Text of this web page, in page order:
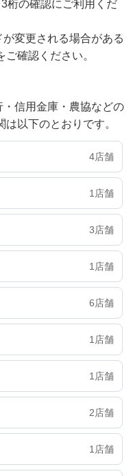
桁の確認にご利用くだ
変更される場合がある
確認ください。
信用金庫・農協などの
以下のとおりです。
4店舗
1店舗
3店舗
1店舗
6店舗
1店舗
1店舗
2店舗
1店舗